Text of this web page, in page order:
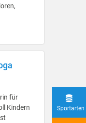
für
Kindern
Sportarten